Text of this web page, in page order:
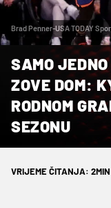
Brad Penner-USA TODAY
SAMO
ZOVE DOM:
RODNOM
SEZONU
VRIJEME ČITANJA: